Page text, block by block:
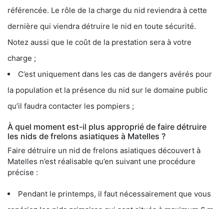
référencée. Le rôle de la charge du nid reviendra à cette
dernière qui viendra détruire le nid en toute sécurité.
Notez aussi que le coût de la prestation sera à votre
charge ;
C’est uniquement dans les cas de dangers avérés pour
la population et la présence du nid sur le domaine public
qu’il faudra contacter les pompiers ;
À quel moment est-il plus approprié de faire détruire
les nids de frelons asiatiques à Matelles ?
Faire détruire un nid de frelons asiatiques découvert à
Matelles n’est réalisable qu’en suivant une procédure
précise :
Pendant le printemps, il faut nécessairement que vous